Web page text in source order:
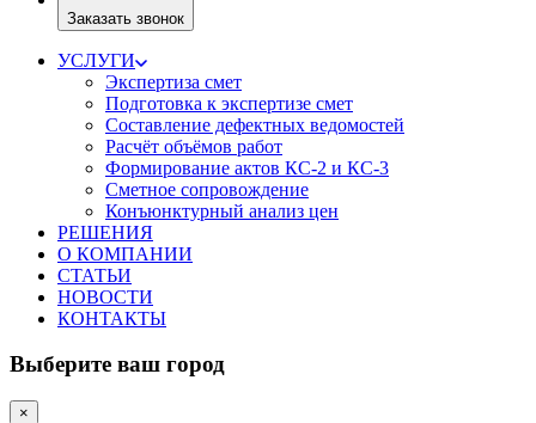
Заказать звонок
УСЛУГИ
Экспертиза смет
Подготовка к экспертизе смет
Составление дефектных ведомостей
Расчёт объёмов работ
Формирование актов КС-2 и КС-3
Сметное сопровождение
Конъюнктурный анализ цен
РЕШЕНИЯ
О КОМПАНИИ
СТАТЬИ
НОВОСТИ
КОНТАКТЫ
Выберите ваш город
×